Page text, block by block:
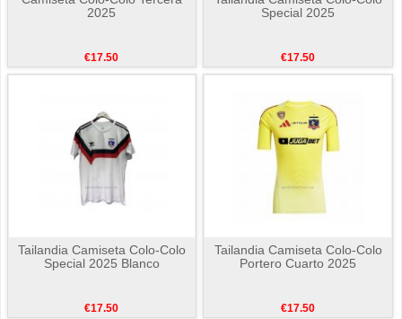
2025
€17.50
Special 2025
€17.50
Tailandia Camiseta Colo-Colo
Special 2025 Blanco
€17.50
Tailandia Camiseta Colo-Colo
Portero Cuarto 2025
€17.50